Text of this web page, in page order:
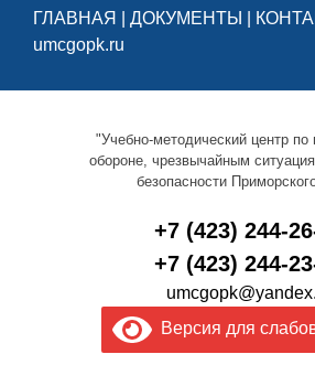
ГЛАВНАЯ ДОКУМЕНТЫ
umcgopk.ru
"Учебно-методический центр по
обороне, чрезвычайным
безопасности
+7 (423) 244-
+7 (423) 244-
Версия для